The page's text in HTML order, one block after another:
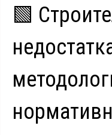
🟩